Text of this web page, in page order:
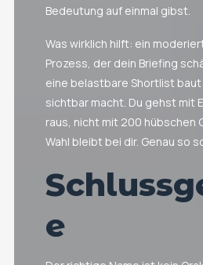
Bedeutung auf einmal gibst.
Was wirklich hilft: ein
Prozess, der dein Briefing
eine belastbare Shortlist baut
sichtbar macht. Du gehst mit
raus, nicht mit 200 hübschen
Wahl bleibt bei dir. Genau so
e